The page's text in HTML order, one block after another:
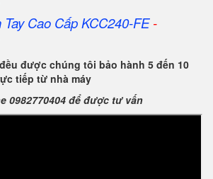
Tay Cao Cấp KCC240-FE-
được chúng tôi bảo hành 5 đến 10
tiếp từ nhà máy
0982770404 để được tư vấn